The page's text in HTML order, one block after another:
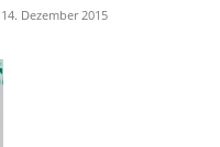
14. Dezember 2015